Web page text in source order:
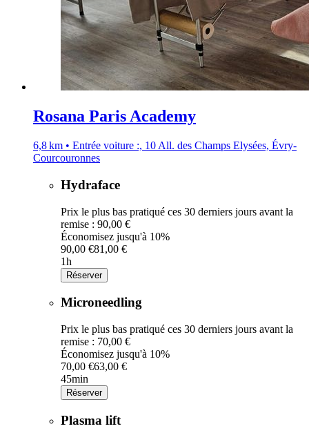
Rosana Paris Academy
6,8 km • Entrée voiture :, 10 All. des Champs Elysées, Évry-
Courcouronnes
Hydraface
Prix le plus bas pratiqué ces 30 derniers jours avant la
remise : 90,00 €
Économisez jusqu'à 10%
90,00 €81,00 €
1h
Réserver
Microneedling
Prix le plus bas pratiqué ces 30 derniers jours avant la
remise : 70,00 €
Économisez jusqu'à 10%
70,00 €63,00 €
45min
Réserver
Plasma lift